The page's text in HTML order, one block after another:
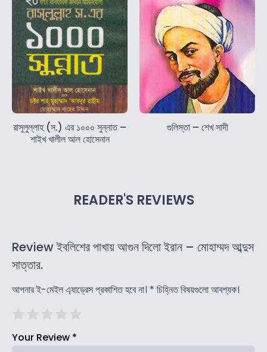
রাসূলুল্লাহ (স.) এর ১০০০ সুন্নাত –
শাইখ খালীল আল হোসেনান
গুলিস্তা – শেখ সাদী
READER'S REVIEWS
Review ইবলিশের পাখায় আগুন দিলো ইরান – মোহাম্মদ আব্দুস
সাত্তার.
আপনার ই-মেইল এ্যাড্রেস প্রকাশিত হবে না। * চিহ্নিত বিষয়গুলো আবশ্যক।
Your Review *